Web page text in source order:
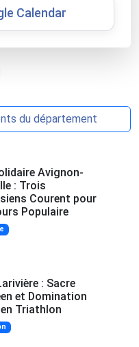
Calendar
du département
Avignon-
: Trois
Courent pour
Populaire
: Sacre
et Domination
Triathlon